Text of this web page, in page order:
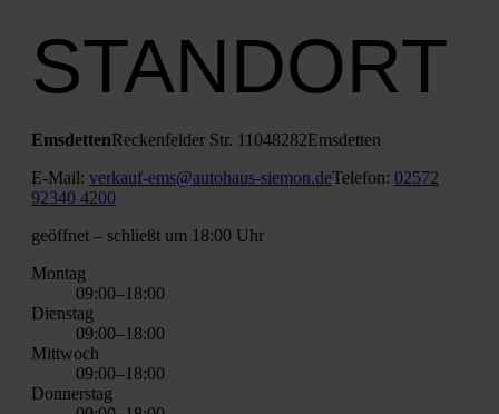
STANDORT
Ems­det­tenRecken­fel­der Str. 11048282Ems­det­ten
E‑Mail: verkauf-ems@autohaus-siemon.deTele­fon: 02572
92340 4200
geöff­net – schließt um 18:00 Uhr
Mon­tag
09:00–18:00
Diens­tag
09:00–18:00
Mitt­woch
09:00–18:00
Don­ners­tag